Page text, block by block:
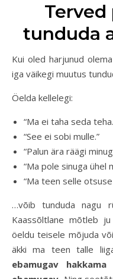
tunduda
Kui oled harjunud
iga väikegi muutus
Öelda kellelegi:
“Ma ei taha seda
“See ei sobi mulle.”
“Palun ära räägi
“Ma pole sinuga ühel
“Ma teen selle otsuse
…võib tunduda nagu
Kaassõltlane mõtleb
öeldu teisele mõjuda
äkki ma teen talle
ebamugav